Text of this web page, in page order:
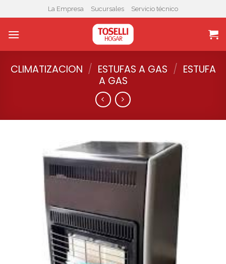
to
content
La Empresa Sucursales Servicio técnico
CLIMATIZACION / ESTUFAS A GAS / ESTUFA
A GAS